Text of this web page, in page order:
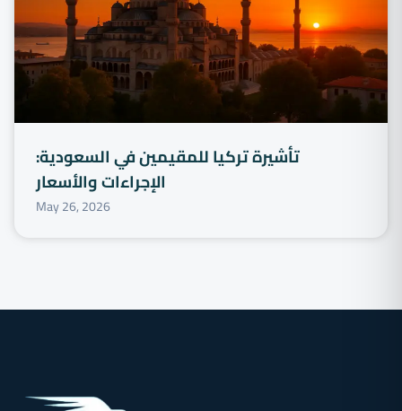
تأشيرة تركيا للمقيمين في السعودية:
الإجراءات والأسعار
May 26, 2026